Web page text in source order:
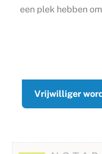
een plek hebben
Vrijwilliger